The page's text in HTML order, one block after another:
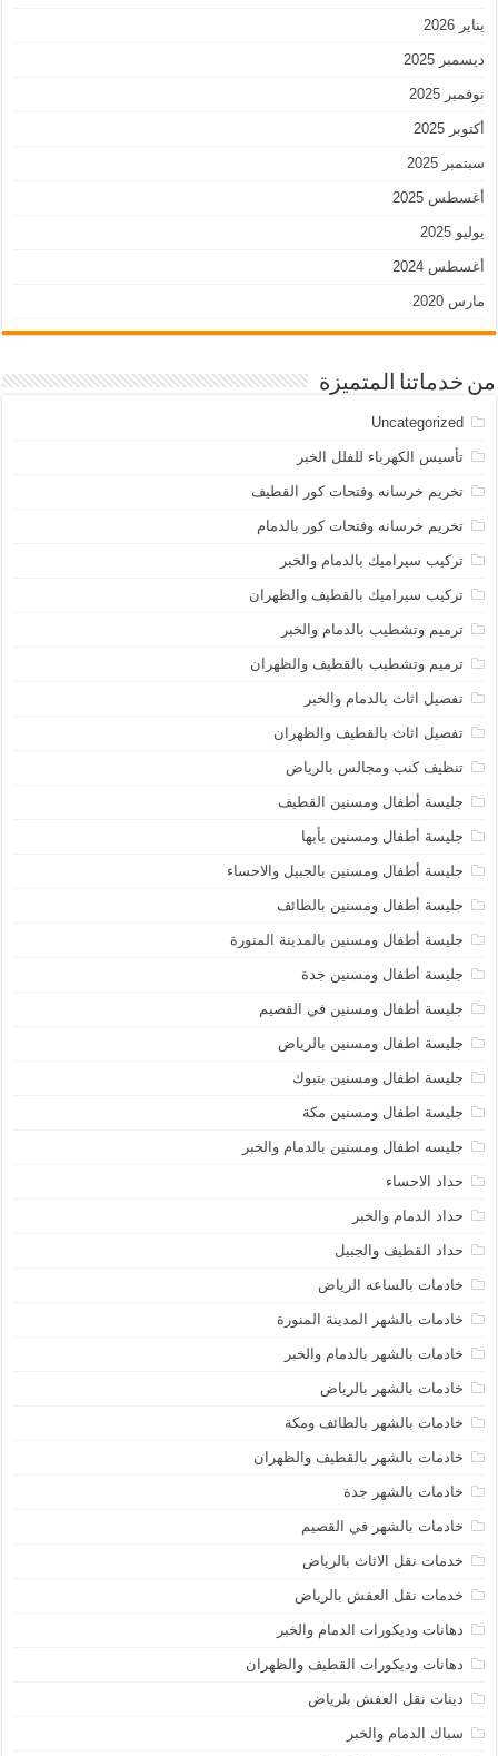
يناير 2026
ديسمبر 2025
نوفمبر 2025
أكتوبر 2025
سبتمبر 2025
أغسطس 2025
يوليو 2025
أغسطس 2024
مارس 2020
من خدماتنا المتميزة
Uncategorized
تأسيس الكهرباء للفلل الخبر
تخريم خرسانه وفتحات كور القطيف
تخريم خرسانه وفتحات كور بالدمام
تركيب سيراميك بالدمام والخبر
تركيب سيراميك بالقطيف والظهران
ترميم وتشطيب بالدمام والخبر
ترميم وتشطيب بالقطيف والظهران
تفصيل اثاث بالدمام والخبر
تفصيل اثاث بالقطيف والظهران
تنظيف كنب ومجالس بالرياض
جليسة أطفال ومسنين القطيف
جليسة أطفال ومسنين بأبها
جليسة أطفال ومسنين بالجبيل والاحساء
جليسة أطفال ومسنين بالطائف
جليسة أطفال ومسنين بالمدينة المنورة
جليسة أطفال ومسنين جدة
جليسة أطفال ومسنين في القصيم
جليسة اطفال ومسنين بالرياض
جليسة اطفال ومسنين بتبوك
جليسة اطفال ومسنين مكة
جليسه اطفال ومسنين بالدمام والخبر
حداد الاحساء
حداد الدمام والخبر
حداد القطيف والجبيل
خادمات بالساعه الرياض
خادمات بالشهر المدينة المنورة
خادمات بالشهر بالدمام والخبر
خادمات بالشهر بالرياض
خادمات بالشهر بالطائف ومكة
خادمات بالشهر بالقطيف والظهران
خادمات بالشهر جدة
خادمات بالشهر في القصيم
خدمات نقل الاثاث بالرياض
خدمات نقل العفش بالرياض
دهانات وديكورات الدمام والخبر
دهانات وديكورات القطيف والظهران
دينات نقل العفش بلرياض
سباك الدمام والخبر